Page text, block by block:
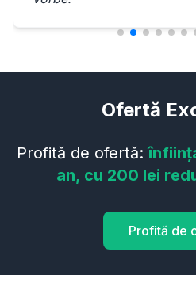
Ofertă
Profită de ofertă:
an, cu 200 lei
Profită de